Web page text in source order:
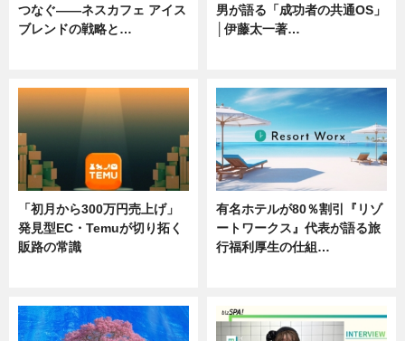
つなぐ――ネスカフェ アイス
ブレンドの戦略と…
男が語る「成功者の共通OS」
│伊藤太一著…
「初月から300万円売上げ」
発見型EC・Temuが切り拓く
販路の常識
有名ホテルが80％割引『リゾ
ートワークス』代表が語る旅
行福利厚生の仕組…